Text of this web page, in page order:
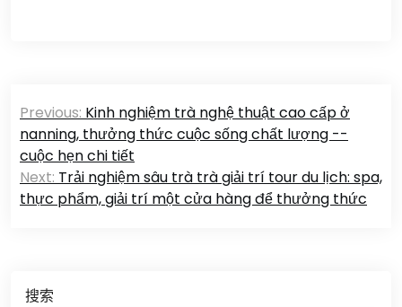
文
章
导
航
Previous: Kinh nghiệm trà nghệ thuật cao cấp ở
nanning, thưởng thức cuộc sống chất lượng --
cuộc hẹn chi tiết
Next: Trải nghiệm sâu trà trà giải trí tour du lịch: spa,
thực phẩm, giải trí một cửa hàng để thưởng thức
搜索